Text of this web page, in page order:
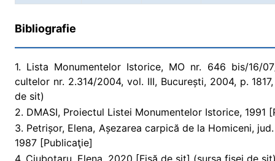
Bibliografie
1. Lista Monumentelor Istorice, MO nr. 646 bis/16/
cultelor nr. 2.314/2004, vol. III, București, 2004, p.
de sit)
2. DMASI, Proiectul Listei Monumentelor Istorice, 1991
3. Petrișor, Elena, Așezarea carpică de la Homiceni,
1987 [Publicaţie]
4. Ciubotaru, Elena, 2020 [Fişă de sit] (sursa fişei de